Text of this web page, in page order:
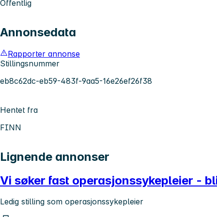
Offentlig
Annonsedata
Rapporter annonse
Stillingsnummer
eb8c62dc-eb59-483f-9aa5-16e26ef26f38
Hentet fra
FINN
Lignende annonser
Vi søker fast operasjonssykepleier -
Ledig stilling som operasjonssykepleier